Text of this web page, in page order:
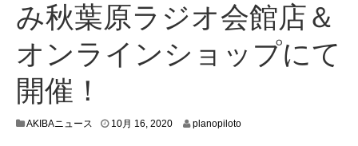
み秋葉原ラジオ会館店＆
オンラインショップにて
開催！
AKIBAニュース 10月 16, 20201
planopiloto